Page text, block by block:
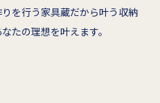
を行う家具蔵だから叶う収納
たの理想を叶えます。